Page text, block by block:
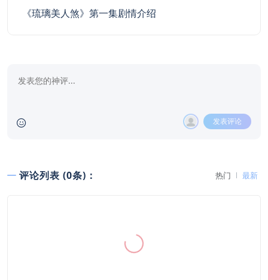
《琉璃美人煞》第一集剧情介绍
发表评论
评论列表 (0条)： 热门 最新